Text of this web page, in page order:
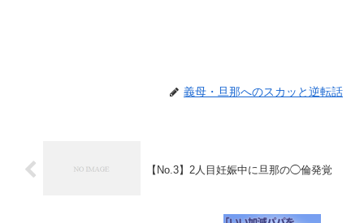
義母・旦那へのスカッと逆転話
【No.3】2人目妊娠中に旦那の◯倫発覚